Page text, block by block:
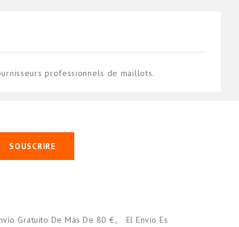
professionnels de maillots.
SOUSCRIRE
Gratuito De Más De 80 €。 El Envío Es